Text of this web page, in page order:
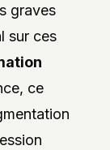
graves
sur ces
ce